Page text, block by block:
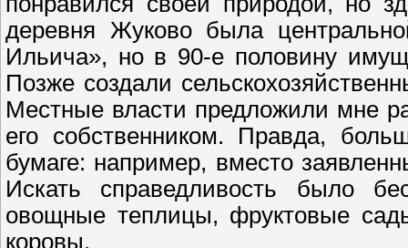
деревня Жуково была
Ильича», но в 90-е половину
Позже создали
Местные власти предложили мне
его собственником. Правда,
бумаге: например, вместо
Искать справедливость было
овощные теплицы, фруктовые
коровы.